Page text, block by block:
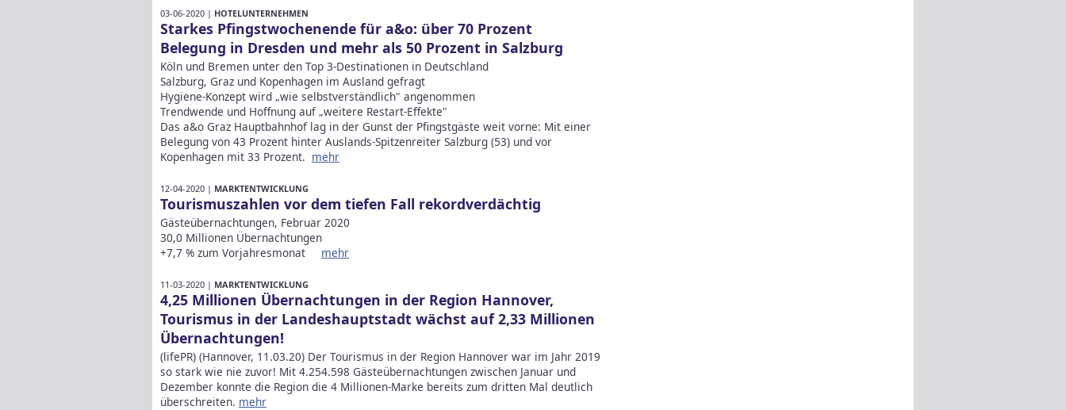
03-06-2020 | HOTELUNTERNEHMEN
Starkes Pfingstwochenende für a&o: über 70 Prozent
Belegung in Dresden und mehr als 50 Prozent in Salzburg
Köln und Bremen unter den Top 3-Destinationen in Deutschland
Salzburg, Graz und Kopenhagen im Ausland gefragt
Hygiene-Konzept wird „wie selbstverständlich" angenommen
Trendwende und Hoffnung auf „weitere Restart-Effekte"
Das a&o Graz Hauptbahnhof lag in der Gunst der Pfingstgäste weit vorne: Mit einer
Belegung von 43 Prozent hinter Auslands-Spitzenreiter Salzburg (53) und vor
Kopenhagen mit 33 Prozent. mehr
12-04-2020 | MARKTENTWICKLUNG
Tourismuszahlen vor dem tiefen Fall rekordverdächtig
Gästeübernachtungen, Februar 2020
30,0 Millionen Übernachtungen
+7,7 % zum Vorjahresmonat mehr
11-03-2020 | MARKTENTWICKLUNG
4,25 Millionen Übernachtungen in der Region Hannover,
Tourismus in der Landeshauptstadt wächst auf 2,33 Millionen
Übernachtungen!
(lifePR) (Hannover, 11.03.20) Der Tourismus in der Region Hannover war im Jahr 2019
so stark wie nie zuvor! Mit 4.254.598 Gästeübernachtungen zwischen Januar und
Dezember konnte die Region die 4 Millionen-Marke bereits zum dritten Mal deutlich
überschreiten. mehr